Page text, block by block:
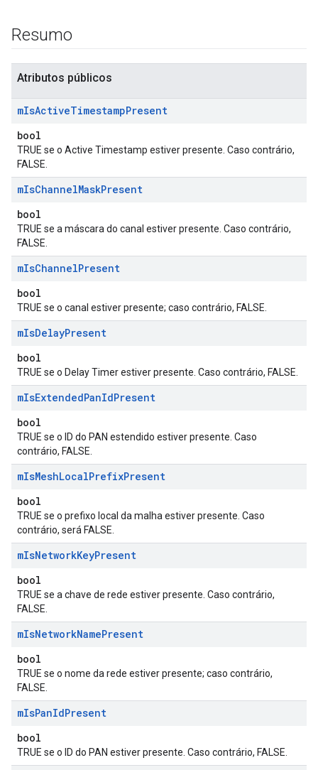
Resumo
Atributos públicos
mIsActiveTimestampPresent
bool
TRUE se o Active Timestamp estiver presente. Caso contrário,
FALSE.
mIsChannelMaskPresent
bool
TRUE se a máscara do canal estiver presente. Caso contrário,
FALSE.
mIsChannelPresent
bool
TRUE se o canal estiver presente; caso contrário, FALSE.
mIsDelayPresent
bool
TRUE se o Delay Timer estiver presente. Caso contrário, FALSE.
mIsExtendedPanIdPresent
bool
TRUE se o ID do PAN estendido estiver presente. Caso
contrário, FALSE.
mIsMeshLocalPrefixPresent
bool
TRUE se o prefixo local da malha estiver presente. Caso
contrário, será FALSE.
mIsNetworkKeyPresent
bool
TRUE se a chave de rede estiver presente. Caso contrário,
FALSE.
mIsNetworkNamePresent
bool
TRUE se o nome da rede estiver presente; caso contrário,
FALSE.
mIsPanIdPresent
bool
TRUE se o ID do PAN estiver presente. Caso contrário, FALSE.